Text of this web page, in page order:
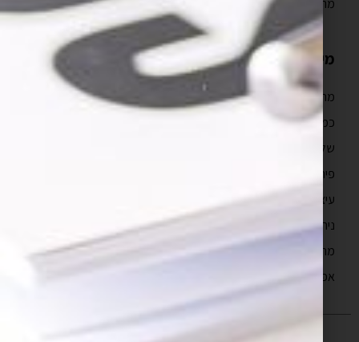
מידע נוסף
מהם טווחי המחיר של פיתוח אפליקציה?
כמה זמן לוקח לבנות אפליקציה?
שלבים בפיתוח אפליקציה
פיתוח מובייל
עיצוב חווית משתמש
ניהול פרויקטים תוכנה
מה זה UX?
אפיון אפליקציות